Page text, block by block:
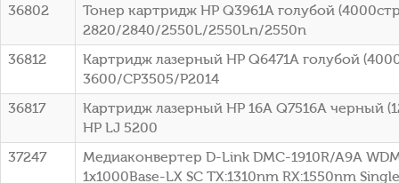
36802
Тонер картридж HP Q3961A голубой
2820/2840/2550L/2550Ln/2550n
36812
Картридж лазерный HP Q6471A голубой
3600/CP3505/P2014
36817
Картридж лазерный HP 16A Q7516A черный
HP LJ 5200
37247
Медиаконвертер D-Link DMC-1910R/A9A
1x1000Base-LX SC ТХ:1310nm RX:1550nm